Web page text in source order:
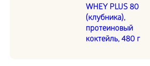
WHEY PLUS 80
(клубника),
протеиновый
коктейль, 480 г